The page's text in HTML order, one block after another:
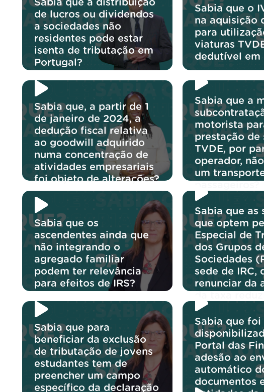
Sabia que a distribuição
de lucros ou dividendos
a sociedades não
residentes pode estar
isenta de tributação em
Portugal?
Sabia que o
na aquisição
para
viaturas
dedutível em
Sabia que, a partir de 1
de janeiro de 2024, a
dedução fiscal relativa
ao goodwill adquirido
numa concentração de
atividades empresariais
foi objeto de alterações?
Sabia que a
motorista
prestação de
TVDE, por
operador,
um
Sabia que os
ascendentes ainda que
não integrando o
agregado familiar
podem ter relevância
para efeitos de IRS?
Sabia que as
que optem
Especial de
dos Grupos
Sociedades
sede de IRC,
renunciar da
Sabia que para
beneficiar da exclusão
de tributação de jovens
estudantes tem de
preencher um campo
específico da declaração
Sabia que foi
Portal das
adesão ao
automático
documentos